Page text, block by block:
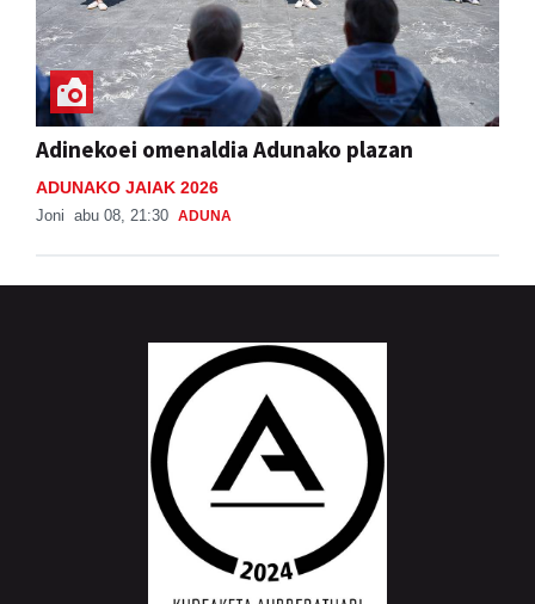
Adinekoei omenaldia Adunako plazan
ADUNAKO JAIAK 2026
Joni abu 08, 21:30 ADUNA